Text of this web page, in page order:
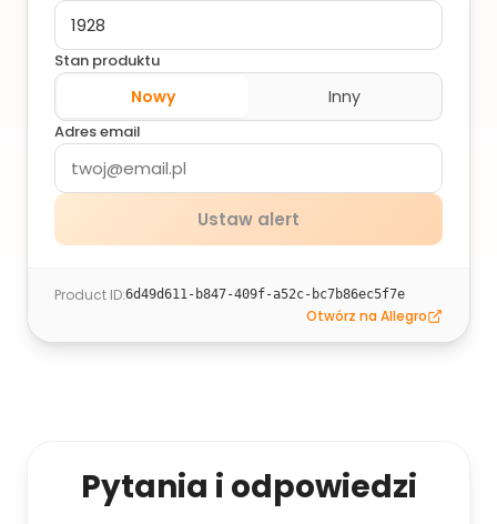
Stan produktu
Nowy Inny
Adres email
Ustaw alert
Product ID:6d49d611-b847-409f-a52c-bc7b86ec5f7e
Otwórz na Allegro
Pytania i odpowiedzi